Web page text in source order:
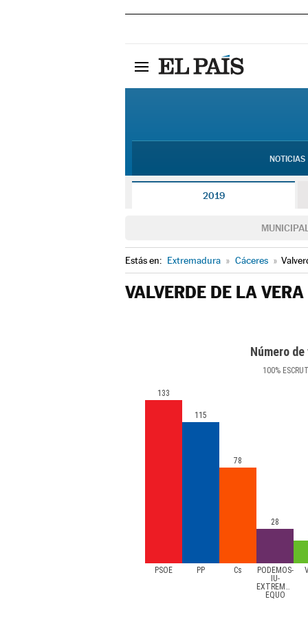
NOTICIAS
2019
Estás en: Extremadura » Cáceres »
VALVERDE DE LA VERA
Número
100%
PSOE PP Cs
PODEMOS-
IU-
EXTREMEÑOS-
EQUO
133
115
78
28